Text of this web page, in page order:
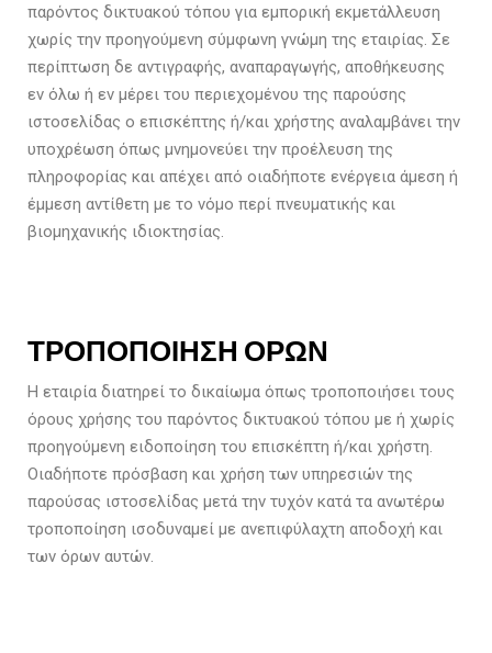
παρόντος δικτυακού τόπου για εμπορική εκμετάλλευση
χωρίς την προηγούμενη σύμφωνη γνώμη της εταιρίας. Σε
περίπτωση δε αντιγραφής, αναπαραγωγής, αποθήκευσης
εν όλω ή εν μέρει του περιεχομένου της παρούσης
ιστοσελίδας ο επισκέπτης ή/και χρήστης αναλαμβάνει την
υποχρέωση όπως μνημονεύει την προέλευση της
πληροφορίας και απέχει από οιαδήποτε ενέργεια άμεση ή
έμμεση αντίθετη με το νόμο περί πνευματικής και
βιομηχανικής ιδιοκτησίας.
ΤΡΟΠΟΠΟΙΗΣΗ ΟΡΩΝ
Η εταιρία διατηρεί το δικαίωμα όπως τροποποιήσει τους
όρους χρήσης του παρόντος δικτυακού τόπου με ή χωρίς
προηγούμενη ειδοποίηση του επισκέπτη ή/και χρήστη.
Οιαδήποτε πρόσβαση και χρήση των υπηρεσιών της
παρούσας ιστοσελίδας μετά την τυχόν κατά τα ανωτέρω
τροποποίηση ισοδυναμεί με ανεπιφύλαχτη αποδοχή και
των όρων αυτών.